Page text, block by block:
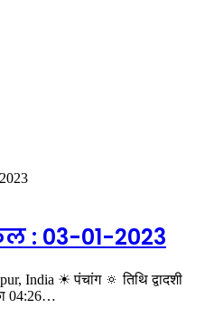
: 03-01-2023
India ☀ पंचांग 🔅 तिथि द्वादशी
04:26…